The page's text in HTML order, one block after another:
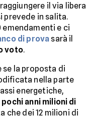
il via libera
prevede in salita.
e ci
di prova sarà il
voto.
la proposta di
nella parte
energetiche,
anni milioni di
che dei 12 milioni di